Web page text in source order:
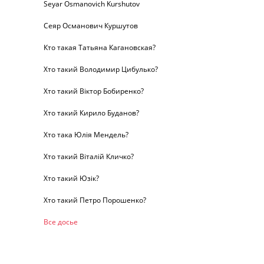
Seyar Osmanovich Kurshutov
Сеяр Османович Куршутов
Кто такая Татьяна Кагановская?
Хто такий Володимир Цибулько?
Хто такий Віктор Бобиренко?
Хто такий Кирило Буданов?
Хто така Юлія Мендель?
Хто такий Віталій Кличко?
Хто такий Юзік?
Хто такий Петро Порошенко?
Все досье